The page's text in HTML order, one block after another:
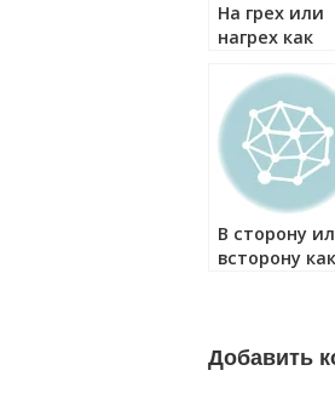
На грех или
нагрех как
В сторону
всторону как
Добавить